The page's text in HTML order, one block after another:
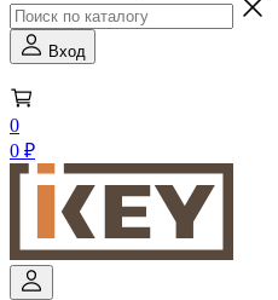
Вход
0
0 ₽